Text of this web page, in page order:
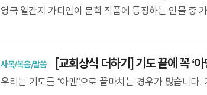
영국 일간지 가디언이 문학 작품에 등장하는 인물 중
과 편견」의 주인공 다아시가 단연 1등으로 뽑혔다.
사목/복음/말씀[교회상식 더하기] 기도 끝에 꼭 ‘아
우리는 기도를 “아멘”으로 끝마치는 경우가 많습니